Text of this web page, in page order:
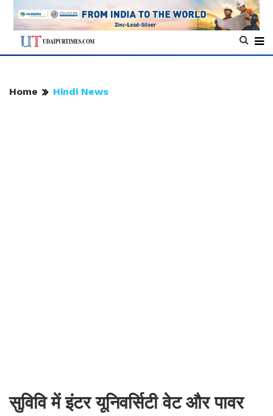
Home Hindi News
सुविवि में इंटर यूनिवर्सिटी वेट और पावर